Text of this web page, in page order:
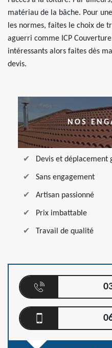
matériau de la bâche. Pour
les normes, faites le choix de
aguerri comme ICP
intéressants alors faites dès
devis.
NOS
Devis et déplacement
Sans engagement
Artisan passionné
Prix imbattable
Travail de qualité